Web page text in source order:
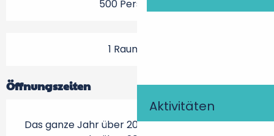
Aktivitäten
500 Person(en)
1 Raum/Saal
Öffnungszeiten
Das ganze Jahr über 2026